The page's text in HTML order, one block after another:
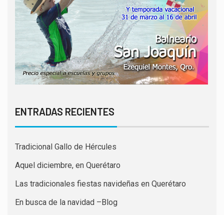
ENTRADAS RECIENTES
Tradicional Gallo de Hércules
Aquel diciembre, en Querétaro
Las tradicionales fiestas navideñas en Querétaro
En busca de la navidad –Blog